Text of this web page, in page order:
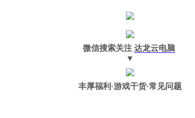
微信搜索关注 达龙云电脑
▼
丰厚福利 ·游戏干货·常见问题